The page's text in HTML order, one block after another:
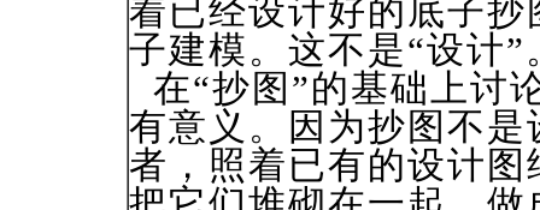
着已经设计好的底子
子建模。这不是“设计”
在“抄图”的基础上讨
有意义。因为抄图不
者，照着已有的设计